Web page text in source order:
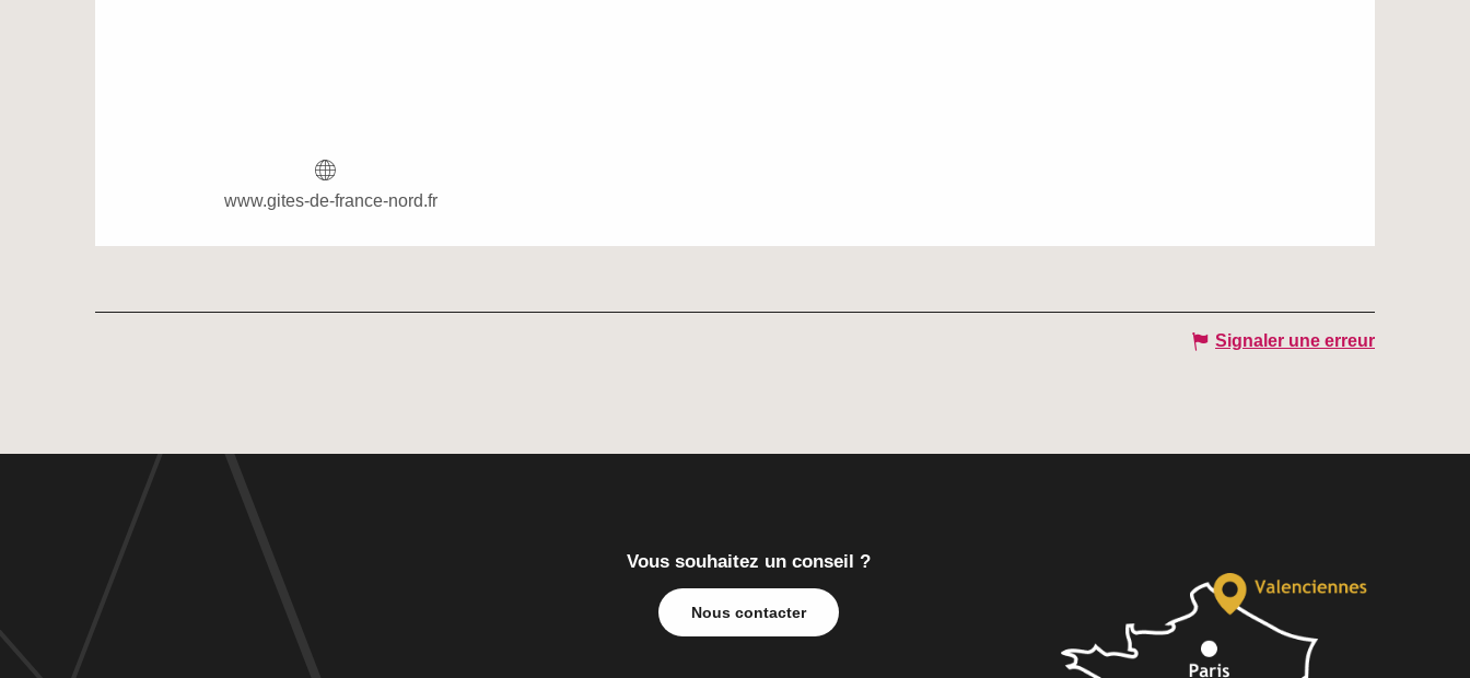
www.gites-de-france-nord.fr
Signaler une erreur
Vous souhaitez un conseil ?
Nous contacter